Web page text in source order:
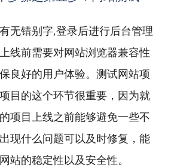
无错别字,登录后进行后台管理
线前需要对网站浏览器兼容性
良好的用户体验。测试网站项
目的这个环节很重要，因为就
项目上线之前能够避免一些不
现什么问题可以及时修复，能
站的稳定性以及安全性。